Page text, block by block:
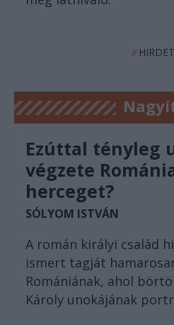
//
Ezúttal tényleg
végzete
herceget?
SÓLYOM ISTVÁN
A román királyi család
ismert tagját
Romániának, ahol
Károly unokájának